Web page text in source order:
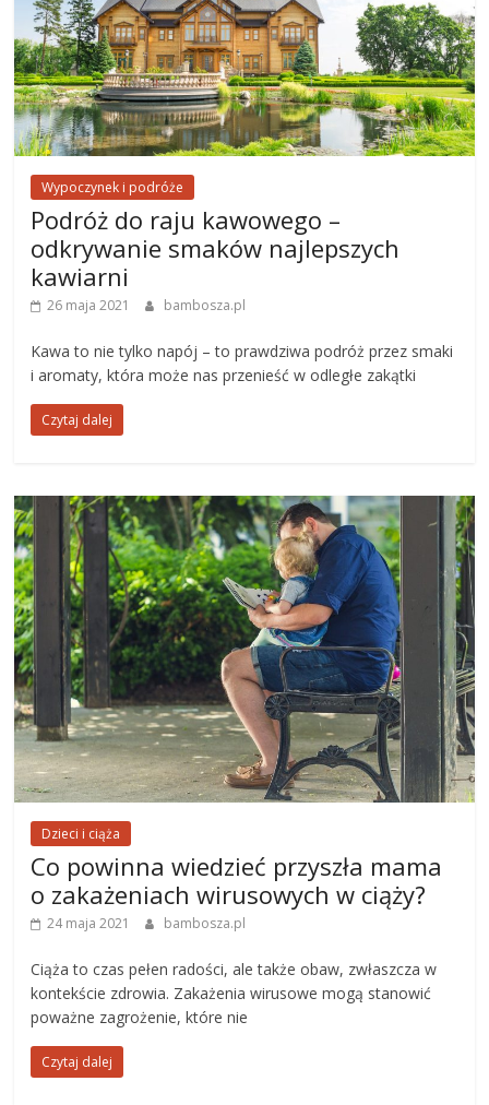
Wypoczynek i podróże
Podróż do raju kawowego –
odkrywanie smaków najlepszych
kawiarni
26 maja 2021 bambosza.pl
Kawa to nie tylko napój – to prawdziwa podróż przez smaki
i aromaty, która może nas przenieść w odległe zakątki
Czytaj dalej
Dzieci i ciąża
Co powinna wiedzieć przyszła mama
o zakażeniach wirusowych w ciąży?
24 maja 2021 bambosza.pl
Ciąża to czas pełen radości, ale także obaw, zwłaszcza w
kontekście zdrowia. Zakażenia wirusowe mogą stanowić
poważne zagrożenie, które nie
Czytaj dalej